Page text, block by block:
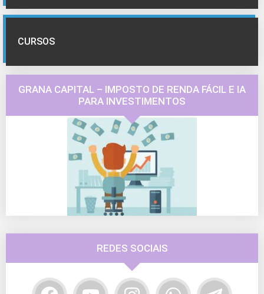
CURSOS
GRANA CAPITAL – IMPOSTO DE RENDA FÁCIL E IA
PARA INVESTIMENTOS
REDES SOCIAIS